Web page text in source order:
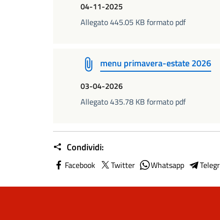
04-11-2025
Allegato 445.05 KB formato pdf
menu primavera-estate 2026
03-04-2026
Allegato 435.78 KB formato pdf
Condividi:
Facebook Twitter Whatsapp